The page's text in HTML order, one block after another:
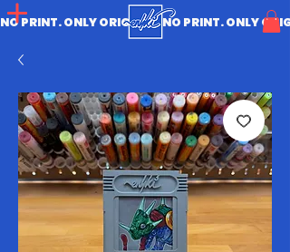
NO PRINT. ONLY ORIGINAL.